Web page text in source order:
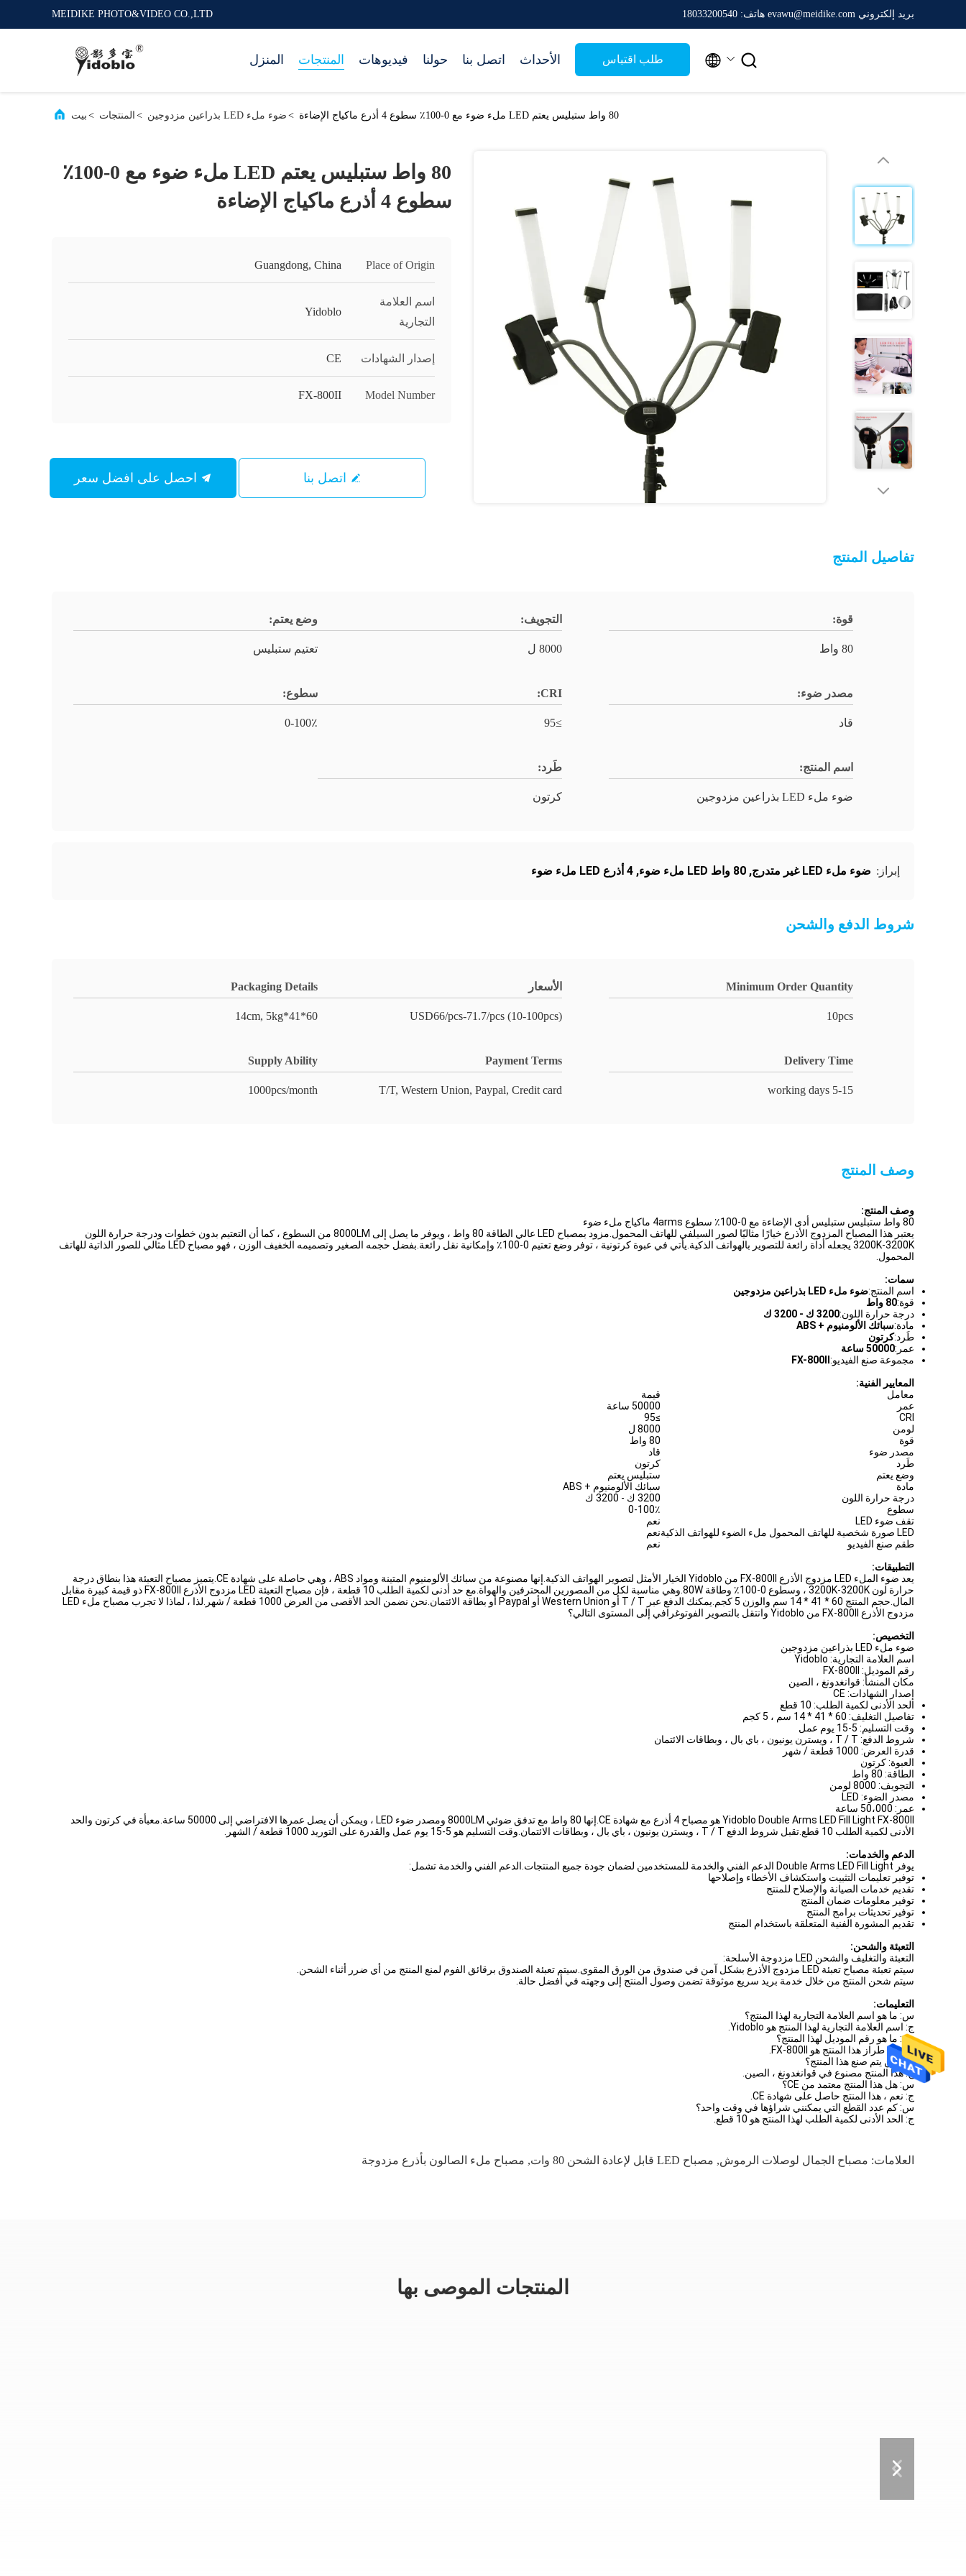
MEIDIKE PHOTO&VIDEO CO.,LTD بريد إلكتروني evawu@meidike.com هاتف: 18033200540
المنزل المنتجات فيديوهات حولنا اتصل بنا الأحداث طلب اقتباس  
بيت > المنتجات > ضوء ملء LED بذراعين مزدوجين > 80 واط ستبليس يعتم LED ملء ضوء مع 0-100٪ سطوع 4 أذرع ماكياج الإضاءة
80 واط ستبليس يعتم LED ملء ضوء مع 0-100٪
سطوع 4 أذرع ماكياج الإضاءة
Place of Origin
Guangdong, China
اسم العلامة
التجارية
Yidoblo
إصدار الشهادات CE
Model Number
FX-800II
اتصل بنا
تفاصيل المنتج
قوة:
80 واط
التجويف:
8000 ل
وضع يعتم:
تعتيم ستبليس
مصدر ضوء:
قاد
CRI:
≥95
سطوع:
0-100٪
اسم المنتج:
ضوء ملء LED بذراعين مزدوجين
طَرد:
كرتون
إبراز: ضوء ملء LED غير متدرج , 80 واط LED ملء ضوء , 4 أذرع LED ملء ضوء
شروط الدفع والشحن
Minimum Order Quantity
10pcs
الأسعار
USD66/pcs-71.7/pcs (10-100pcs)
Packaging Details
60*41*14cm, 5kg
Delivery Time
5-15 working days
Payment Terms
T/T, Western Union, Paypal, Credit card
Supply Ability
1000pcs/month
وصف المنتج
وصف المنتج:
80 واط ستبليس ستبليس أدى الإضاءة مع 0-100٪ سطوع 4arms ماكياج ملء ضوء
يعتبر هذا المصباح المزدوج الأذرع خيارًا مثاليًا لصور السيلفي للهاتف المحمول.مزود بمصباح LED عالي الطاقة 80 واط ، ويوفر ما يصل إلى 8000LM من السطوع ، كما أن التعتيم بدون خطوات ودرجة حرارة اللون
3200K-3200K يجعله أداة رائعة للتصوير بالهواتف الذكية.يأتي في عبوة كرتونية ، توفر وضع تعتيم 0-100٪ وإمكانية نقل رائعة.بفضل حجمه الصغير وتصميمه الخفيف الوزن ، فهو مصباح LED مثالي للصور الذاتية للهاتف
المحمول.
سمات:
اسم المنتج:ضوء ملء LED بذراعين مزدوجين
قوة:80 واط
درجة حرارة اللون:3200 ك - 3200 ك
مادة:سبائك الألومنيوم + ABS
طَرد:كرتون
عمر:50000 ساعة
مجموعة صنع الفيديو: FX-800II
المعايير الفنية:
معامل
قيمة
عمر
50000 ساعة
CRI
≥95
لومن
8000 ل
قوة
80 واط
مصدر ضوء
قاد
طَرد
كرتون
وضع يعتم
ستبليس يعتم
مادة
سبائك الألومنيوم + ABS
درجة حرارة اللون
3200 ك - 3200 ك
سطوع
0-100٪
تقف ضوء LED
نعم
LED صورة شخصية للهاتف المحمول ملء الضوء للهواتف الذكية
نعم
طقم صنع الفيديو
نعم
التطبيقات:
يعد ضوء الملء LED مزدوج الأذرع FX-800II من Yidoblo الخيار الأمثل لتصوير الهواتف الذكية.إنها مصنوعة من سبائك الألومنيوم المتينة ومواد ABS ، وهي حاصلة على شهادة CE.يتميز مصباح التعبئة هذا بنطاق درجة
حرارة لون 3200K-3200K ، وسطوع 0-100٪ وطاقة 80W.وهي مناسبة لكل من المصورين المحترفين والهواة.مع حد أدنى لكمية الطلب 10 قطعة ، فإن مصباح التعبئة LED مزدوج الأذرع FX-800II ذو قيمة كبيرة مقابل
المال.حجم المنتج 60 * 41 * 14 سم والوزن 5 كجم.يمكنك الدفع عبر T / T أو Western Union أو Paypal أو بطاقة الائتمان.نحن نضمن الحد الأقصى من العرض 1000 قطعة / شهر.لذا ، لماذا لا تجرب مصباح ملء LED
مزدوج الأذرع FX-800II من Yidoblo وانتقل بالتصوير الفوتوغرافي إلى المستوى التالي؟
التخصيص:
ضوء ملء LED بذراعين مزدوجين
اسم العلامة التجارية: Yidoblo
رقم الموديل: FX-800II
مكان المنشأ: قوانغدونغ ، الصين
إصدار الشهادات: CE
الحد الأدنى لكمية الطلب: 10 قطع
تفاصيل التغليف: 60 * 41 * 14 سم ، 5 كجم
وقت التسليم: 5-15 يوم عمل
شروط الدفع: T / T ، ويسترن يونيون ، باي بال ، وبطاقات الائتمان
قدرة العرض: 1000 قطعة / شهر
العبوة: كرتون
الطاقة: 80 واط
التجويف: 8000 لومن
مصدر الضوء: LED
عمر: 50،000 ساعة
Yidoblo Double Arms LED Fill Light FX-800II هو مصباح 4 أذرع مع شهادة CE.إنها 80 واط مع تدفق ضوئي 8000LM ومصدر ضوء LED ، ويمكن أن يصل عمرها الافتراضي إلى 50000 ساعة.معبأة في كرتون والحد
الأدنى لكمية الطلب 10 قطع.تقبل شروط الدفع T / T ، ويسترن يونيون ، باي بال ، وبطاقات الائتمان.وقت التسليم هو 5-15 يوم عمل والقدرة على التوريد 1000 قطعة / الشهر.
الدعم والخدمات:
يوفر Double Arms LED Fill Light الدعم الفني والخدمة للمستخدمين لضمان جودة جميع المنتجات.الدعم الفني والخدمة تشمل:
توفير تعليمات التثبيت واستكشاف الأخطاء وإصلاحها
تقديم خدمات الصيانة والإصلاح للمنتج
توفير معلومات ضمان المنتج
توفير تحديثات برامج المنتج
تقديم المشورة الفنية المتعلقة باستخدام المنتج
التعبئة والشحن:
التعبئة والتغليف والشحن LED مزدوجة الأسلحة:
سيتم تعبئة مصباح تعبئة LED مزدوج الأذرع بشكل آمن في صندوق من الورق المقوى.سيتم تعبئة الصندوق برقائق الفوم لمنع المنتج من أي ضرر أثناء الشحن.
سيتم شحن المنتج من خلال خدمة بريد سريع موثوقة تضمن وصول المنتج إلى وجهته في أفضل حالة.
التعليمات:
س: ما هو اسم العلامة التجارية لهذا المنتج؟
ج: اسم العلامة التجارية لهذا المنتج هو Yidoblo.
س: ما هو رقم الموديل لهذا المنتج؟
ج: رقم طراز هذا المنتج هو FX-800II.
س: أين يتم صنع هذا المنتج؟
ج: هذا المنتج مصنوع في قوانغدونغ ، الصين.
س: هل هذا المنتج معتمد من CE؟
ج: نعم ، هذا المنتج حاصل على شهادة CE.
س: كم عدد القطع التي يمكنني شراؤها في وقت واحد؟
ج: الحد الأدنى لكمية الطلب لهذا المنتج هو 10 قطع.
العلامات: مصباح الجمال لوصلات الرموش, مصباح LED قابل لإعادة الشحن 80 وات , مصباح ملء الصالون بأذرع مزدوجة
المنتجات الموصى بها